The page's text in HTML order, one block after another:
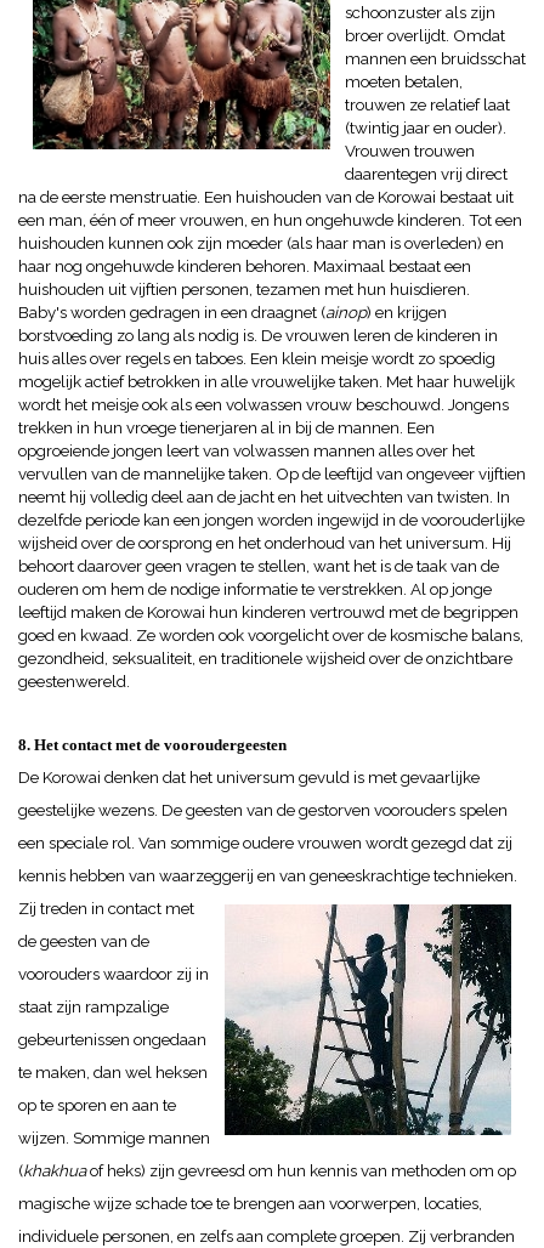
schoonzuster als zijn
broer overlijdt. Omdat
mannen een bruidsschat
moeten betalen,
trouwen ze relatief laat
(twintig jaar en ouder).
Vrouwen trouwen
daarentegen vrij direct
na de eerste menstruatie. Een huishouden van de Korowai bestaat uit
een man, één of meer vrouwen, en hun ongehuwde kinderen. Tot een
huishouden kunnen ook zijn moeder (als haar man is overleden) en
haar nog ongehuwde kinderen behoren. Maximaal bestaat een
huishouden uit vijftien personen, tezamen met hun huisdieren.
Baby's worden gedragen in een draagnet (ainop) en krijgen
borstvoeding zo lang als nodig is. De vrouwen leren de kinderen in
huis alles over regels en taboes. Een klein meisje wordt zo spoedig
mogelijk actief betrokken in alle vrouwelijke taken. Met haar huwelijk
wordt het meisje ook als een volwassen vrouw beschouwd. Jongens
trekken in hun vroege tienerjaren al in bij de mannen. Een
opgroeiende jongen leert van volwassen mannen alles over het
vervullen van de mannelijke taken. Op de leeftijd van ongeveer vijftien
neemt hij volledig deel aan de jacht en het uitvechten van twisten. In
dezelfde periode kan een jongen worden ingewijd in de voorouderlijke
wijsheid over de oorsprong en het onderhoud van het universum. Hij
behoort daarover geen vragen te stellen, want het is de taak van de
ouderen om hem de nodige informatie te verstrekken. Al op jonge
leeftijd maken de Korowai hun kinderen vertrouwd met de begrippen
goed en kwaad. Ze worden ook voorgelicht over de kosmische balans,
gezondheid, seksualiteit, en traditionele wijsheid over de onzichtbare
geestenwereld.
8. Het contact met de vooroudergeesten
De Korowai denken dat het universum gevuld is met gevaarlijke
geestelijke wezens. De geesten van de gestorven voorouders spelen
een speciale rol. Van sommige oudere vrouwen wordt gezegd dat zij
kennis hebben van waarzeggerij en van geneeskrachtige technieken.
Zij treden in contact met
de geesten van de
voorouders waardoor zij in
staat zijn rampzalige
gebeurtenissen ongedaan
te maken, dan wel heksen
op te sporen en aan te
wijzen. Sommige mannen
(khakhuaof heks) zijn gevreesd om hun kennis van methoden om op
magische wijze schade toe te brengen aan voorwerpen, locaties,
individuele personen, en zelfs aan complete groepen. Zij verbranden